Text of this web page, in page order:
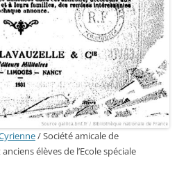
/ Société amicale de
élèves de l’Ecole spéciale